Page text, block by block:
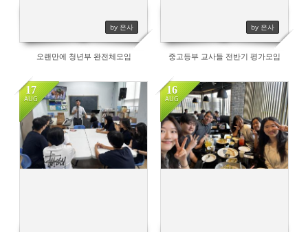
by 은사
오랜만에 청년부 완전체모임
by 은사
중고등부 교사들 전반기 평가모임
17
AUG
528
16
AUG
451